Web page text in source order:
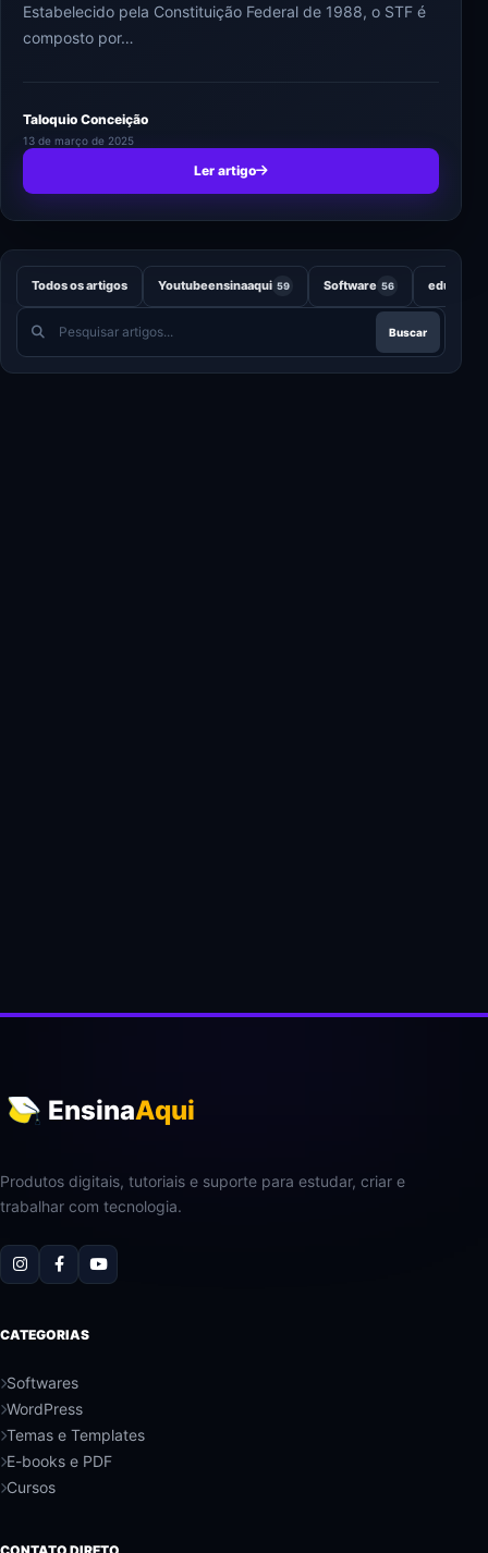
Estabelecido pela Constituição Federal de 1988, o STF é
composto por…
Taloquio Conceição
13 de março de 2025
Ler artigo
Todos os artigos Youtubeensinaaqui 59 Software 56 educação
Pesquisar
artigos
Buscar
EnsinaAqui
Produtos digitais, tutoriais e suporte para estudar, criar e
trabalhar com tecnologia.
CATEGORIAS
Softwares
WordPress
Temas e Templates
E-books e PDF
Cursos